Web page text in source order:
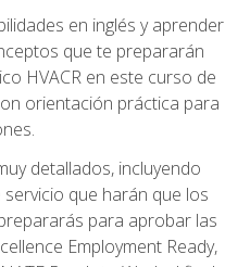
en inglés y aprender
que te prepararán
HVACR en este curso de
orientación práctica para
detallados, incluyendo
que harán que los
para aprobar las
Employment Ready,